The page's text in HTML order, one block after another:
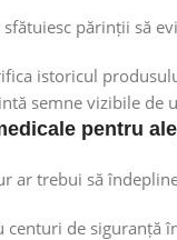
părinții să
istoricul
semne vizibile de
pentru
ar trebui să
centuri de siguranță